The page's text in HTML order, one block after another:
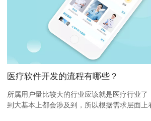
医疗软件开发的流程有哪些？
所属用户量比较大的行业应该就是医疗行业了
到大基本上都会涉及到，所以根据需求层面上